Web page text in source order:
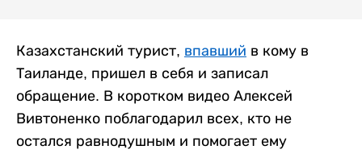
Казахстанский турист, впавший в кому в
Таиланде, пришел в себя и записал
обращение. В коротком видео Алексей
Вивтоненко поблагодарил всех, кто не
остался равнодушным и помогает ему